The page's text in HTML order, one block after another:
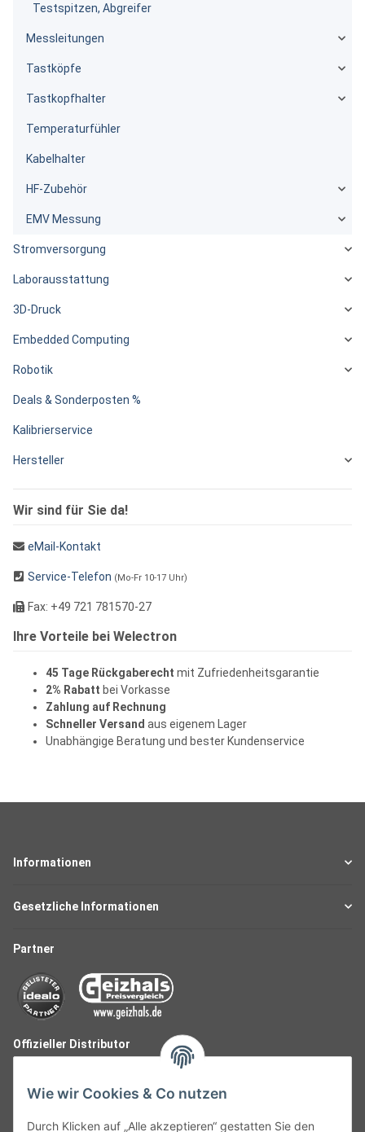
Testspitzen, Abgreifer
Messleitungen
Tastköpfe
Tastkopfhalter
Temperaturfühler
Kabelhalter
HF-Zubehör
EMV Messung
Stromversorgung
Laborausstattung
3D-Druck
Embedded Computing
Robotik
Deals & Sonderposten %
Kalibrierservice
Hersteller
Wir sind für Sie da!
eMail-Kontakt
Service-Telefon (Mo-Fr 10-17 Uhr)
Fax: +49 721 781570-27
Ihre Vorteile bei Welectron
45 Tage Rückgaberecht mit Zufriedenheitsgarantie
2% Rabatt bei Vorkasse
Zahlung auf Rechnung
Schneller Versand aus eigenem Lager
Unabhängige Beratung und bester Kundenservice
Informationen
Gesetzliche Informationen
Partner
Offizieller Distributor
Wie wir Cookies & Co nutzen
Durch Klicken auf „Alle akzeptieren“ gestatten Sie den